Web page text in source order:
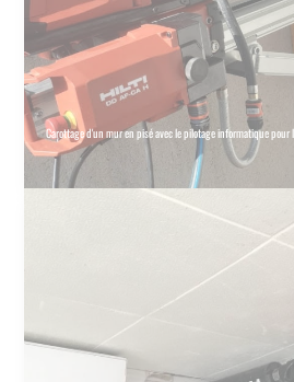
Carottage d'un mur en pisé avec le pilotage informatique pour